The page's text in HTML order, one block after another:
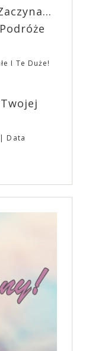
I Te Duże!
Data